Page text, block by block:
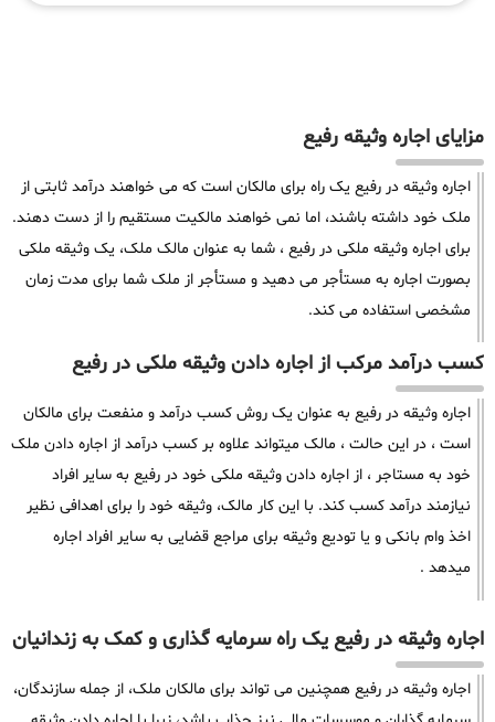
مزایای اجاره وثیقه رفیع
اجاره وثیقه در رفیع یک راه برای مالکان است که می خواهند درآمد ثابتی از
ملک خود داشته باشند، اما نمی خواهند مالکیت مستقیم را از دست دهند.
برای اجاره وثیقه ملکی در رفیع ، شما به عنوان مالک ملک، یک وثیقه ملکی
بصورت اجاره به مستأجر می دهید و مستأجر از ملک شما برای مدت زمان
مشخصی استفاده می کند.
کسب درآمد مرکب از اجاره دادن وثیقه ملکی در رفیع
اجاره وثیقه در رفیع به عنوان یک روش کسب درآمد و منفعت برای مالکان
است ، در این حالت ، مالک میتواند علاوه بر کسب درآمد از اجاره دادن ملک
خود به مستاجر ، از اجاره دادن وثیقه ملکی خود در رفیع به سایر افراد
نیازمند درآمد کسب کند. با این کار مالک، وثیقه خود را برای اهدافی نظیر
اخذ وام بانکی و یا تودیع وثیقه برای مراجع قضایی به سایر افراد اجاره
میدهد .
اجاره وثیقه در رفیع یک راه سرمایه گذاری و کمک به زندانیان
اجاره وثیقه در رفیع همچنین می تواند برای مالکان ملک، از جمله سازندگان،